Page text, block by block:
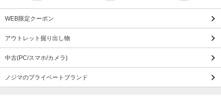
WEB限定クーポン
アウトレット掘り出し物
中古(PC/スマホ/カメラ)
ノジマのプライベートブランド